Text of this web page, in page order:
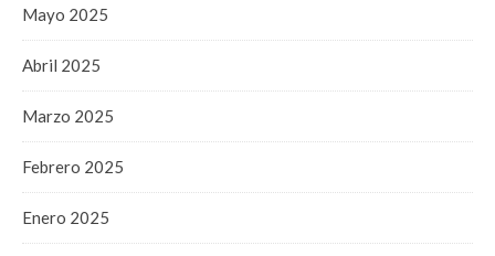
Mayo 2025
Abril 2025
Marzo 2025
Febrero 2025
Enero 2025